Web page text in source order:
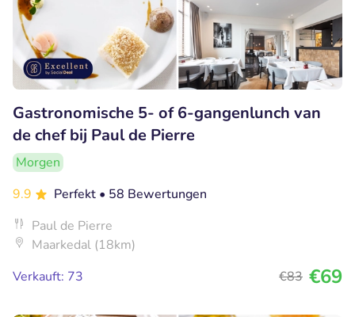
Gastronomische 5- of 6-gangenlunch van
de chef bij Paul de Pierre
Morgen
9.9
Perfekt • 58 Bewertungen
Paul de Pierre
Maarkedal (18km)
Verkauft: 73
€83 €69